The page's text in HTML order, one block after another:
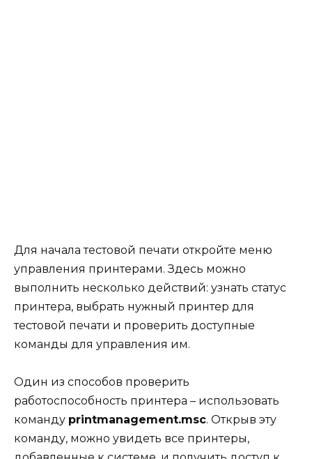
Для начала тестовой печати откройте меню
управления принтерами. Здесь можно
выполнить несколько действий: узнать статус
принтера, выбрать нужный принтер для
тестовой печати и проверить доступные
команды для управления им.
Один из способов проверить
работоспособность принтера – использовать
команду printmanagement.msc. Открыв эту
команду, можно увидеть все принтеры,